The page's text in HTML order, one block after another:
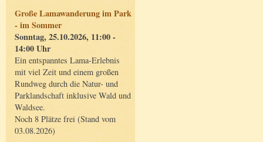
Große Lamawanderung im Park
- im Sommer
Sonntag, 25.10.2026, 11:00 -
14:00 Uhr
Ein entspanntes Lama-Erlebnis
mit viel Zeit und einem großen
Rundweg durch die Natur- und
Parklandschaft inklusive Wald und
Waldsee.
Noch 8 Plätze frei (Stand vom
03.08.2026)